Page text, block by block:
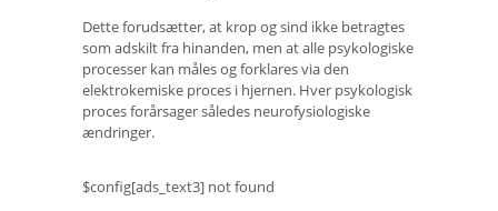
Dette forudsætter, at krop og sind ikke betragtes
som adskilt fra hinanden, men at alle psykologiske
processer kan måles og forklares via den
elektrokemiske proces i hjernen. Hver psykologisk
proces forårsager således neurofysiologiske
ændringer.
$config[ads_text3] not found